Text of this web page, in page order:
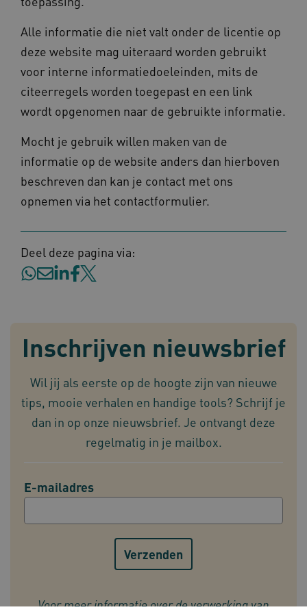
Alle informatie die niet valt onder de licentie op
deze website mag uiteraard worden gebruikt
voor interne informatiedoeleinden, mits de
citeerregels worden toegepast en een link
wordt opgenomen naar de gebruikte informatie.
Mocht je gebruik willen maken van de
informatie op de website anders dan hierboven
beschreven dan kan je contact met ons
opnemen via het contactformulier.
Deel deze pagina via:
Inschrijven nieuwsbrief
Wil jij als eerste op de hoogte zijn van nieuwe
tips, mooie verhalen en handige tools? Schrijf je
dan in op onze nieuwsbrief. Je ontvangt deze
regelmatig in je mailbox.
E-mailadres
Voor meer informatie over de verwerking van
Marketing cookies
Deze functionele en technische cookies zorgen
worden altijd geplaatst en maken geen inbreuk
BCSessionID
AWSALBCORS
.youtube.com